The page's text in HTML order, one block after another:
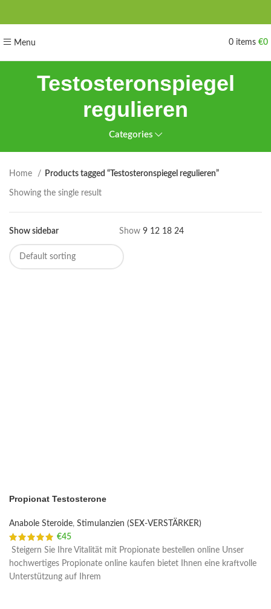
Menu 0 items €0
Testosteronspiegel
regulieren
Categories
Home Products tagged “Testosteronspiegel regulieren”
Showing the single result
Show sidebar Show 9 12 18 24
Propionat Testosterone
Anabole Steroide, Stimulanzien (SEX-VERSTÄRKER)
€45
Steigern Sie Ihre Vitalität mit Propionate bestellen online Unser
hochwertiges Propionate online kaufen bietet Ihnen eine kraftvolle
Unterstützung auf Ihrem